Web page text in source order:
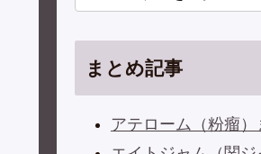
まとめ記事
アテローム（粉瘤）